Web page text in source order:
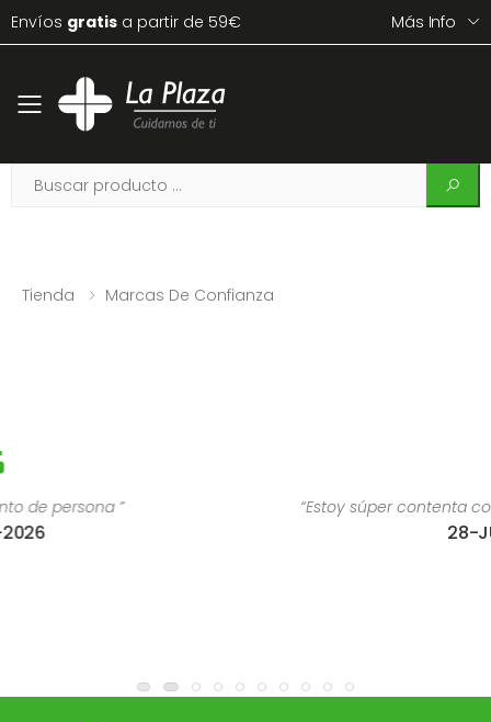
Envíos gratis a partir de 59€ Más Info
Toggle mobile menu
Tienda Marcas De Confianza
“Estoy súper contenta con el trato recibido de